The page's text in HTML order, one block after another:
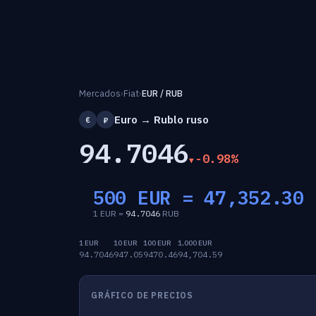
Mercados›Fiat›EUR / RUB
€ ₽ Euro → Rublo ruso
94.7046 -0.98%
500 EUR =47,352.30
1 EUR = 94.7046 RUB
1 EUR
94.7046
10 EUR
947.05
100 EUR
9470.46
1,000 EUR
94,704.59
GRÁFICO DE PRECIOS